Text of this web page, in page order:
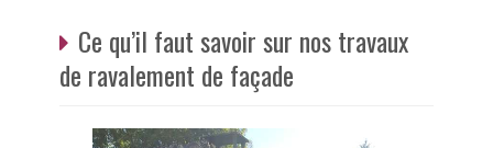
Ce qu’il faut savoir sur nos travaux
de ravalement de façade